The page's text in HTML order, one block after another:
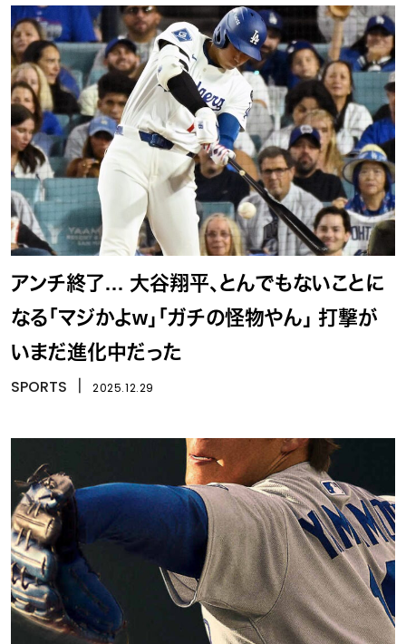
アンチ終了… 大谷翔平、とんでもないことに
なる「マジかよw」「ガチの怪物やん」 打撃が
いまだ進化中だった
SPORTS 2025.12.29